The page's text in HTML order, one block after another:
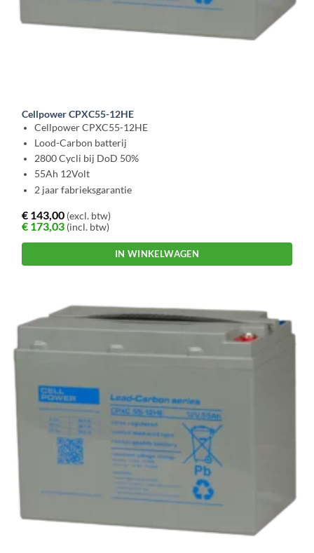
Cellpower CPXC55-12HE
Cellpower CPXC55-12HE
Lood-Carbon batterij
2800 Cycli bij DoD 50%
55Ah 12Volt
2 jaar fabrieksgarantie
€ 143,00 (excl. btw)
€ 173,03 (incl. btw)
IN WINKELWAGEN